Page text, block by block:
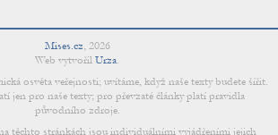
Mises.cz, 2026
Web vytvořil Urza.
osvěta veřejnosti; uvítáme, když naše texty budete šířit.
jen pro naše texty; pro převzaté články platí pravidla
původního zdroje.
těchto stránkách jsou individuálními vyjádřeními jejich